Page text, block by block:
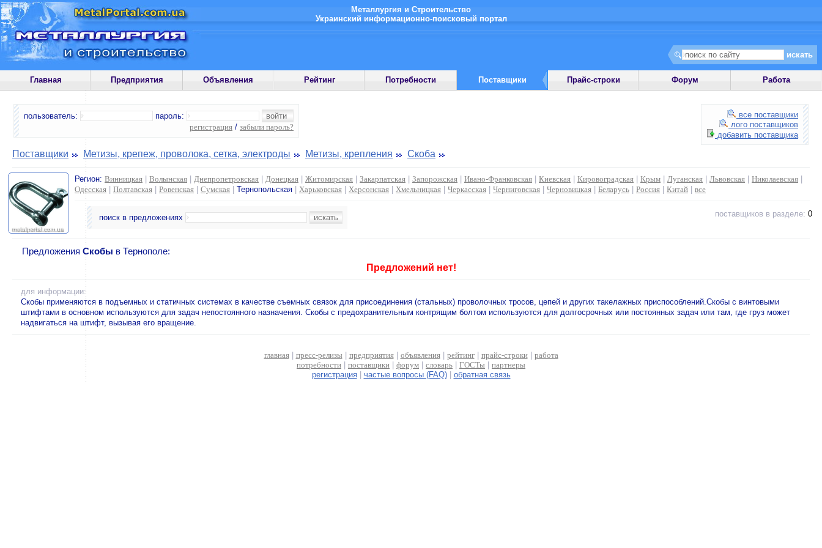
Металлургия и Строительство
Украинский информационно-поисковый портал
Главная Предприятия Объявления Рейтинг Потребности Поставщики Прайс-строки Форум Работа
пользователь:
пароль:
регистрация / забыли пароль?
все поставщики
лого поставщиков
добавить поставщика
Поставщики Метизы, крепеж, проволока, сетка, электроды Метизы, крепления Скоба
Регион: Винницкая Волынская Днепропетровская Донецкая Житомирская Закарпатская Запорожская Ивано-Франковская Киевская Кировоградская Крым Луганская Львовская Николаевская
Одесская
Полтавская Ровенская Сумская Тернопольская Харьковская Херсонская Хмельницкая Черкасская Черниговская Черновицкая Беларусь Россия Китай все
поиск в предложениях поставщиков в разделе: 0
Предложения Скобы в Тернополе:
Предложений нет!
для информации:
Скобы применяются в подъемных и статичных системах в качестве съемных связок для присоединения (стальных) проволочных тросов, цепей и других такелажных приспособлений.Скобы с винтовыми
штифтами в основном используются для задач непостоянного назначения. Скобы с предохранительным контрящим болтом используются для долгосрочных или постоянных задач или там, где груз может
надвигаться на штифт, вызывая его вращение.
главная| пресс-релизы предприятия| объявления| рейтинг| прайс-строки| работа
потребности
поставщики форум словарь ГОСТы
партнеры
регистрация| частые вопросы (FAQ)| обратная связь